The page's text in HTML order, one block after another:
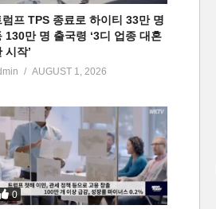
럼프 TPS 종료로 하이티 33만 명
130만 명 출국령 ‘3디 업종 대혼
시작’
AUGUST 1, 2026
0